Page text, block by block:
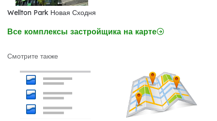
Wellton Park Новая Сходня
Все комплексы застройщика на карте
Смотрите также